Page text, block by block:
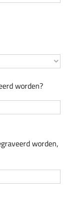
worden?
worden,